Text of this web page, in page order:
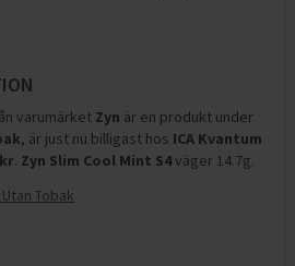
varumärket Zyn är en produkt under
, är just nu billigast hos ICA Kvantum
kr. Zyn Slim Cool Mint S4väger 14.7g.
Tobak